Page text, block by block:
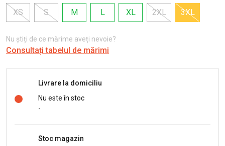
XS
S M L XL 2XL 3XL
Nu știți de ce mărime aveți nevoie?
Consultați tabelul de mărimi
Livrare la domiciliu
Nu este în stoc
-
Stoc magazin